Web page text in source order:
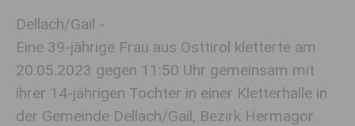
Dellach/Gail -
Eine 39-jährige Frau aus Osttirol kletterte am
20.05.2023 gegen 11:50 Uhr gemeinsam mit
ihrer 14-jährigen Tochter in einer Kletterhalle in
der Gemeinde Dellach/Gail, Bezirk Hermagor.